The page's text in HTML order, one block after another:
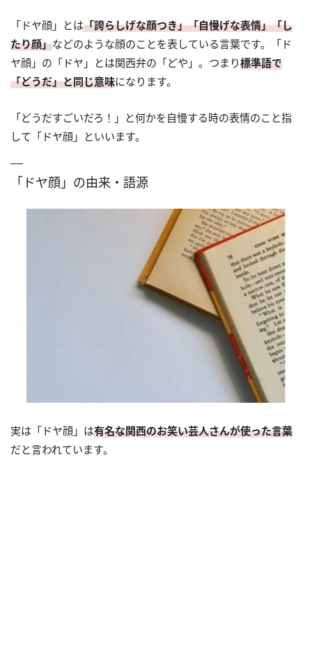
「ドヤ顔」とは「誇らしげな顔つき」「自慢げな表情」「し
たり顔」などのような顔のことを表している言葉です。「ド
ヤ顔」の「ドヤ」とは関西弁の「どや」。つまり標準語で
「どうだ」と同じ意味になります。
「どうだすごいだろ！」と何かを自慢する時の表情のこと指
して「ドヤ顔」といいます。
「ドヤ顔」の由来・語源
実は「ドヤ顔」は有名な関西のお笑い芸人さんが使った言葉
だと言われています。